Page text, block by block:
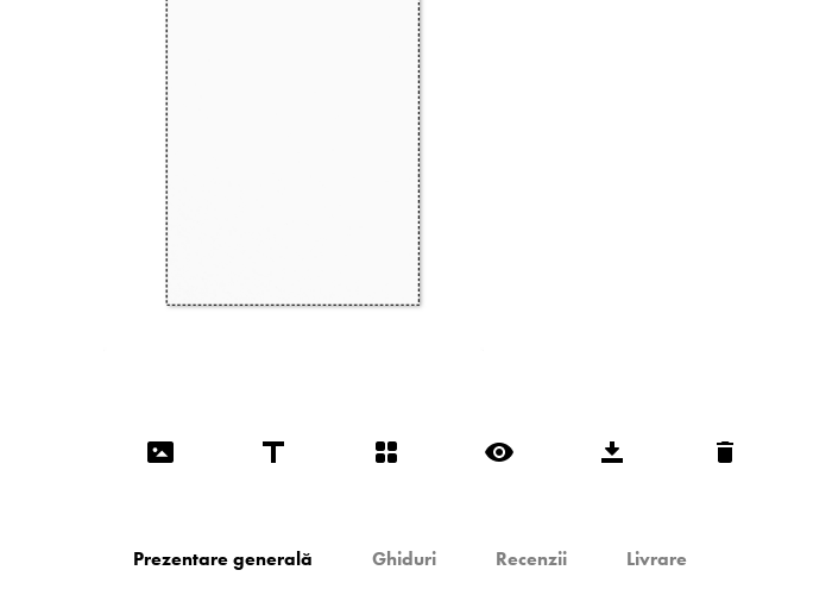
Prezentare generală Ghiduri Recenzii Livrare